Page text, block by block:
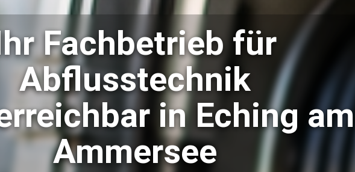
Fachbetrieb für
Abflusstechnik
in Eching am
Ammersee